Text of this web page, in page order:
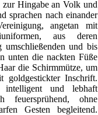
Hingabe an Volk und
sprachen nach einander
angetan mit
aus deren
und bis
unten die nackten Füße
die Schirmmütze, um
goldgestickter Inschrift.
und lebhaft
feuersprühend, ohne
Gesten begleitend.